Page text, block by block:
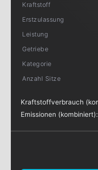
Kraftstoff
Erstzulassung
Leistung
Getriebe
Kategorie
Anzahl Sitze
Kraftstoffverbrauch
Emissionen